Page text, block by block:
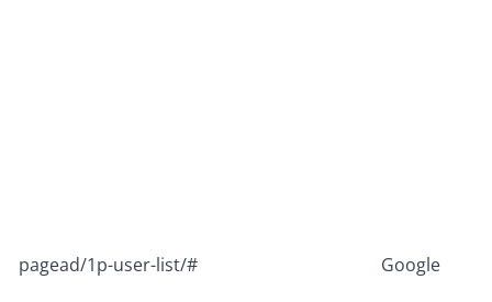
pagead/1p-user-list/# Google